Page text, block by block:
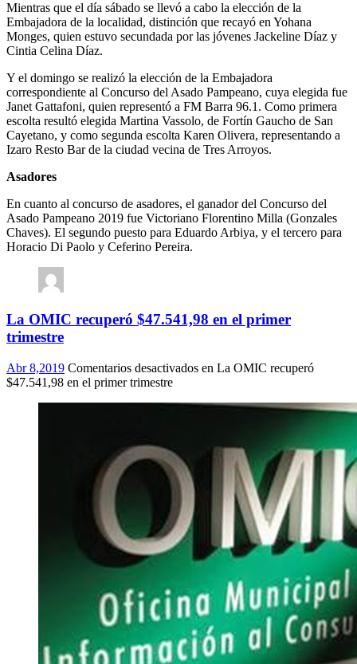
Mientras que el día sábado se llevó a cabo la elección de la
Embajadora de la localidad, distinción que recayó en Yohana
Monges, quien estuvo secundada por las jóvenes Jackeline Díaz y
Cintia Celina Díaz.
Y el domingo se realizó la elección de la Embajadora
correspondiente al Concurso del Asado Pampeano, cuya elegida fue
Janet Gattafoni, quien representó a FM Barra 96.1. Como primera
escolta resultó elegida Martina Vassolo, de Fortín Gaucho de San
Cayetano, y como segunda escolta Karen Olivera, representando a
Izaro Resto Bar de la ciudad vecina de Tres Arroyos.
Asadores
En cuanto al concurso de asadores, el ganador del Concurso del
Asado Pampeano 2019 fue Victoriano Florentino Milla (Gonzales
Chaves). El segundo puesto para Eduardo Arbiya, y el tercero para
Horacio Di Paolo y Ceferino Pereira.
La OMIC recuperó $47.541,98 en el primer
trimestre
Abr 8,2019 Comentarios desactivados en La OMIC recuperó
$47.541,98 en el primer trimestre